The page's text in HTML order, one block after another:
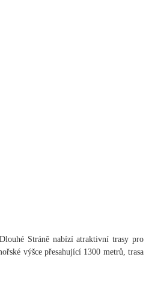
Stráně nabízí atraktivní trasy pro
výšce přesahující 1300 metrů, trasa